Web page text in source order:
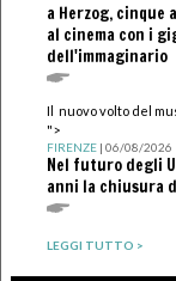
a Herzog, cinque
al cinema con i
dell'immaginario
Il nuovo volto del
">
FIRENZE| 06/08/2026
Nel futuro degli
anni la chiusura
LEGGI TUTTO >